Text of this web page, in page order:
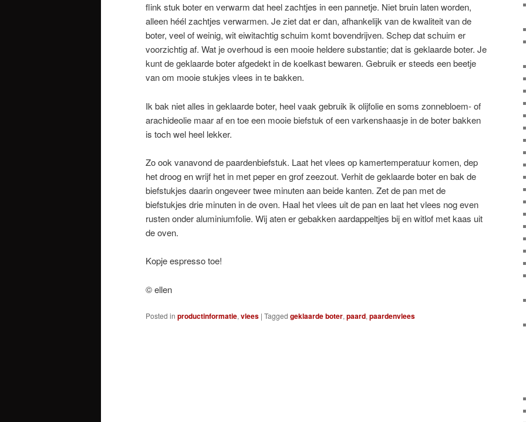
flink stuk boter en verwarm dat heel zachtjes in een pannetje. Niet bruin laten worden,
alleen héél zachtjes verwarmen. Je ziet dat er dan, afhankelijk van de kwaliteit van de
boter, veel of weinig, wit eiwitachtig schuim komt bovendrijven. Schep dat schuim er
voorzichtig af. Wat je overhoud is een mooie heldere substantie; dat is geklaarde boter. Je
kunt de geklaarde boter afgedekt in de koelkast bewaren. Gebruik er steeds een beetje
van om mooie stukjes vlees in te bakken.
Ik bak niet alles in geklaarde boter, heel vaak gebruik ik olijfolie en soms zonnebloem- of
arachideolie maar af en toe een mooie biefstuk of een varkenshaasje in de boter bakken
is toch wel heel lekker.
Zo ook vanavond de paardenbiefstuk. Laat het vlees op kamertemperatuur komen, dep
het droog en wrijf het in met peper en grof zeezout. Verhit de geklaarde boter en bak de
biefstukjes daarin ongeveer twee minuten aan beide kanten. Zet de pan met de
biefstukjes drie minuten in de oven. Haal het vlees uit de pan en laat het vlees nog even
rusten onder aluminiumfolie. Wij aten er gebakken aardappeltjes bij en witlof met kaas uit
de oven.
Kopje espresso toe!
© ellen
Posted in productinformatie, vlees | Tagged geklaarde boter, paard, paardenvlees